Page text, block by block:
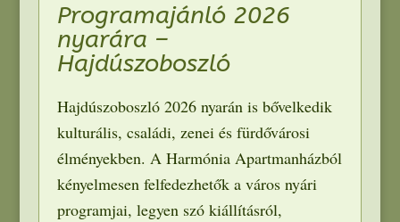
Programajánló2026
nyarára –
Hajdúszoboszló
Hajdúszoboszló 2026 nyarán is bővelkedik
kulturális, családi, zenei és fürdővárosi
élményekben. A Harmónia Apartmanházból
kényelmesen felfedezhetők a város nyári
programjai, legyen szó kiállításról,